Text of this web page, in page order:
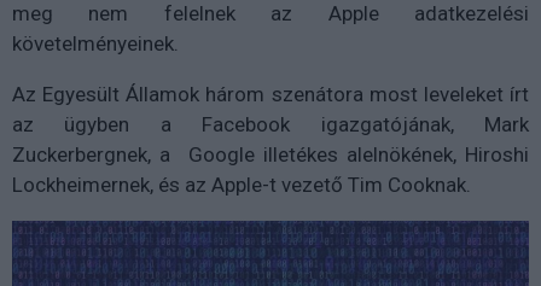
meg nem felelnek az Apple adatkezelési
követelményeinek.
Az Egyesült Államok három szenátora most leveleket írt
az ügyben a Facebook igazgatójának, Mark
Zuckerbergnek, a Google illetékes alelnökének, Hiroshi
Lockheimernek, és az Apple-t vezető Tim Cooknak.